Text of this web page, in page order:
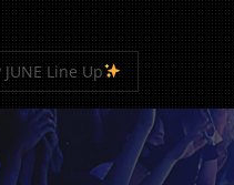
ビゲーション
JUNE Line Up